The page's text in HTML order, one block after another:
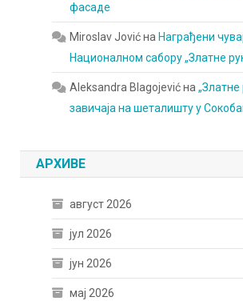
фасаде
Miroslav Jovićна Награђени
Националном сабору „Златне
Aleksandra Blagojevićна„Златне
завичаја на шеталишту у
АРХИВЕ
август 2026
јул 2026
јун 2026
мај 2026